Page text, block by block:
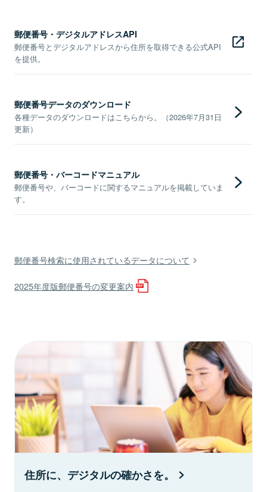
郵便番号・デジタルアドレスAPI
郵便番号とデジタルアドレスから住所を取得できる公式API
を提供。
郵便番号データのダウンロード
各種データのダウンロードはこちらから。（2026年7月31日
更新）
郵便番号・バーコードマニュアル
郵便番号や、バーコードに関するマニュアルを掲載していま
す。
郵便番号検索に使用されているデータについて
2025年度版郵便番号の変更案内
住所に、デジタルの確かさを。